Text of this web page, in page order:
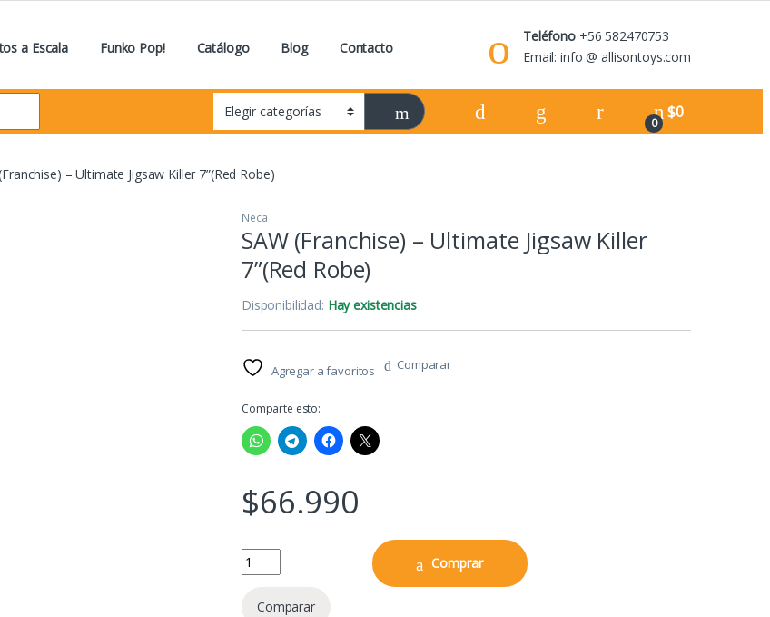
a Escala Funko Pop! Catálogo Blog Contacto
Teléfono+56 582470753
Email: info @ allisontoys.com
0
$0
– Ultimate Jigsaw Killer 7”(Red Robe)
Neca
SAW (Franchise) – Ultimate Jigsaw Killer
7”(Red Robe)
Disponibilidad: Hay existencias
Agregar a favoritos Comparar
Comparte esto:
$66.990
SAW (Franchise) - Ultimate Jigsaw Killer 7”(Red Robe) quantity
Comprar
Comparar